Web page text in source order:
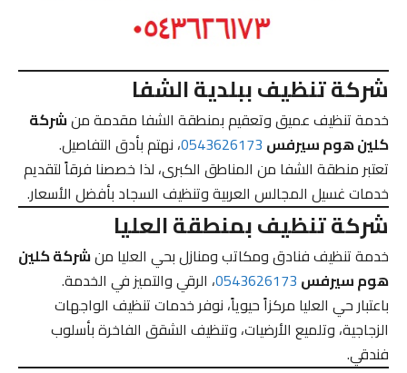
شركة تنظيف ببلدية الشفا
خدمة تنظيف عميق وتعقيم بمنطقة الشفا مقدمة منشركة
كلين هوم سيرفس0543626173، نهتم بأدق التفاصيل.
تعتبر منطقة الشفا من المناطق الكبرى، لذا خصصنا فرقاً لتقديم
خدمات غسيل المجالس العربية وتنظيف السجاد بأفضل الأسعار.
شركة تنظيف بمنطقة العليا
خدمة تنظيف فنادق ومكاتب ومنازل بحي العليا منشركة كلين
هوم سيرفس0543626173، الرقي والتميز في الخدمة.
باعتبار حي العليا مركزاً حيوياً، نوفر خدمات تنظيف الواجهات
الزجاجية، وتلميع الأرضيات، وتنظيف الشقق الفاخرة بأسلوب
فندقي.